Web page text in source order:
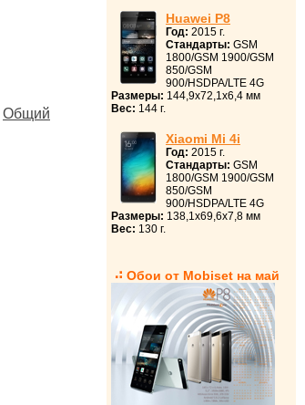
Общий
Huawei P8
Год: 2015 г.
Стандарты: GSM
1800/GSM 1900/GSM
850/GSM
900/HSDPA/LTE 4G
Размеры: 144,9x72,1x6,4 мм
Вес: 144 г.
Xiaomi Mi 4i
Год: 2015 г.
Стандарты: GSM
1800/GSM 1900/GSM
850/GSM
900/HSDPA/LTE 4G
Размеры: 138,1x69,6x7,8 мм
Вес: 130 г.
Обои от Mobiset на май